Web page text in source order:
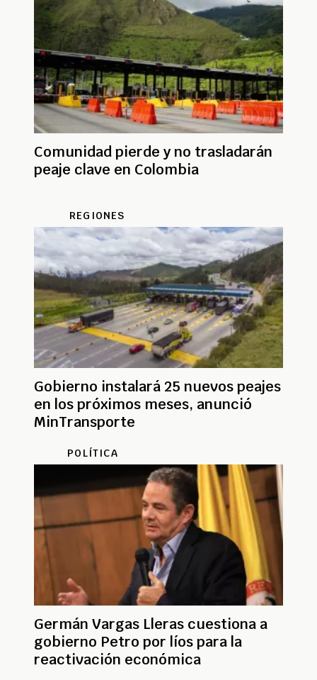
Comunidad pierde y no trasladarán
peaje clave en Colombia
REGIONES
Gobierno instalará 25 nuevos peajes
en los próximos meses, anunció
MinTransporte
POLÍTICA
Germán Vargas Lleras cuestiona a
gobierno Petro por líos para la
reactivación económica